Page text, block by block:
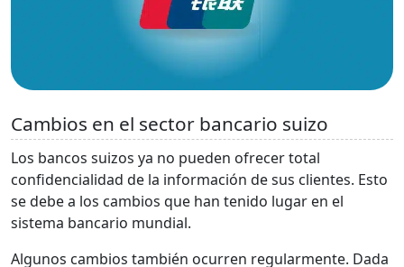
Cambios en el sector bancario suizo
Los bancos suizos ya no pueden ofrecer total
confidencialidad de la información de sus clientes. Esto
se debe a los cambios que han tenido lugar en el
sistema bancario mundial.
Algunos cambios también ocurren regularmente. Dada